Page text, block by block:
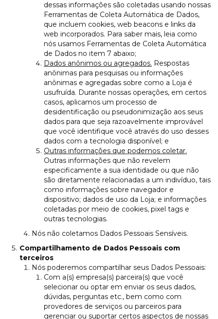
dessas informações são coletadas usando nossas
Ferramentas de Coleta Automática de Dados,
que incluem cookies, web beacons e links da
web incorporados. Para saber mais, leia como
nós usamos Ferramentas de Coleta Automática
de Dados no item 7 abaixo;
Dados anônimos ou agregados. Respostas
anônimas para pesquisas ou informações
anônimas e agregadas sobre como a Loja é
usufruída. Durante nossas operações, em certos
casos, aplicamos um processo de
desidentificação ou pseudonimização aos seus
dados para que seja razoavelmente improvável
que você identifique você através do uso desses
dados com a tecnologia disponível; e
Outras informações que podemos coletar.
Outras informações que não revelem
especificamente a sua identidade ou que não
são diretamente relacionadas a um indivíduo, tais
como informações sobre navegador e
dispositivo; dados de uso da Loja; e informações
coletadas por meio de cookies, pixel tags e
outras tecnologias.
Nós não coletamos Dados Pessoais Sensíveis.
Compartilhamento de Dados Pessoais com
terceiros
Nós poderemos compartilhar seus Dados Pessoais:
Com a(s) empresa(s) parceira(s) que você
selecionar ou optar em enviar os seus dados,
dúvidas, perguntas etc., bem como com
provedores de serviços ou parceiros para
gerenciar ou suportar certos aspectos de nossas